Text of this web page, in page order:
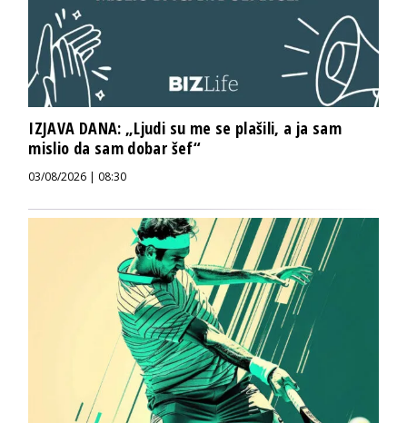
IZJAVA DANA: „Ljudi su me se plašili, a ja sam
mislio da sam dobar šef“
03/08/2026 | 08:30